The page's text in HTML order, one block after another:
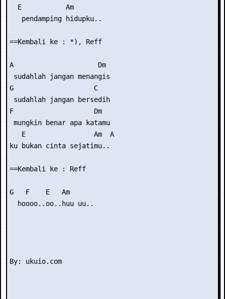
  E           Am
   pendamping hidupku..
==Kembali ke : *), Reff
A                     Dm
sudahlah jangan menangis
G                    C
sudahlah jangan bersedih
F                    Dm
mungkin benar apa katamu
   E                 Am  A
ku bukan cinta sejatimu..
==Kembali ke : Reff
G   F    E   Am
  hoooo..oo..huu uu..